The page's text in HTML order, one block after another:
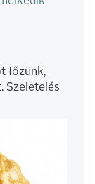
főzünk,
Szeletelés